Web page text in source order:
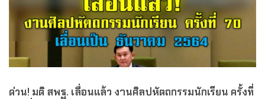
ด่วน! มติ สพฐ. เลื่อนแล้ว งานศิลปหัตถกรรมนักเรียน ครั้งที่